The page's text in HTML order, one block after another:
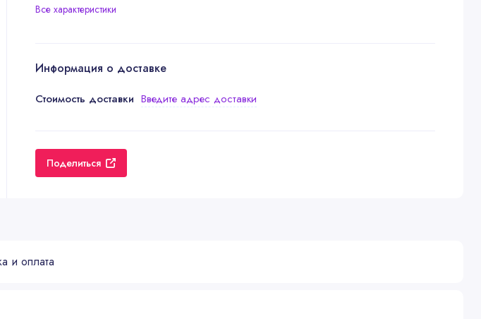
Все характеристики
Информация о доставке
Стоимость доставки Введите адрес доставки
Поделиться
и оплата